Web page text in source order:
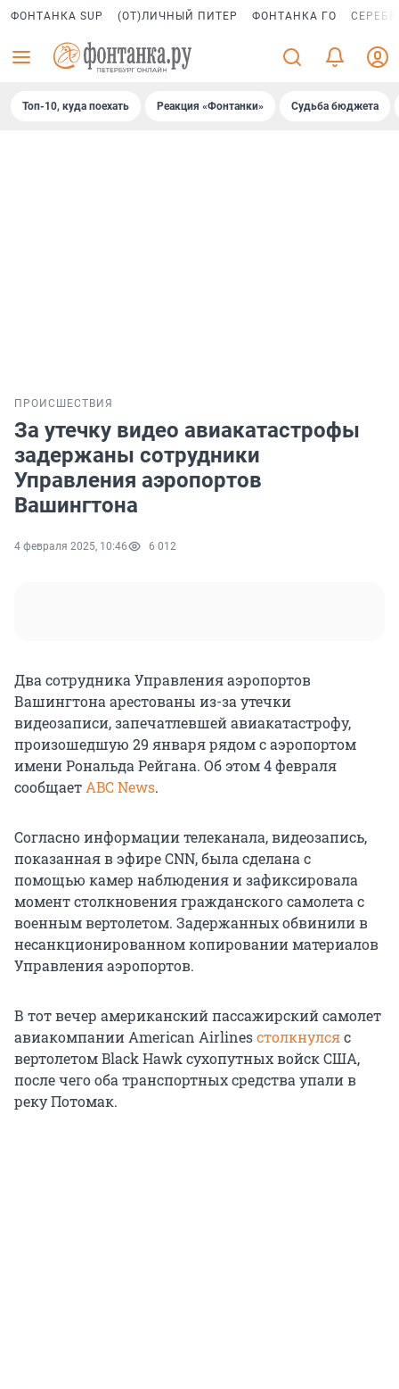
ФОНТАНКА SUP (ОТ)ЛИЧНЫЙ ПИТЕР ФОНТАНКА ГО
Топ-10, куда поехать Реакция «Фонтанки» Судьба бюджета
ПРОИСШЕСТВИЯ
За утечку видео авиакатастрофы
задержаны сотрудники
Управления аэропортов
Вашингтона
4 февраля 2025, 10:46 6 012
Два сотрудника Управления аэропортов
Вашингтона арестованы из-за утечки
видеозаписи, запечатлевшей авиакатастрофу,
произошедшую 29 января рядом с аэропортом
имени Рональда Рейгана. Об этом 4 февраля
сообщает ABC News.
Согласно информации телеканала, видеозапись,
показанная в эфире CNN, была сделана с
помощью камер наблюдения и зафиксировала
момент столкновения гражданского самолета с
военным вертолетом. Задержанных обвинили в
несанкционированном копировании материалов
Управления аэропортов.
В тот вечер американский пассажирский самолет
авиакомпании American Airlinesстолкнулсяс
вертолетом Black Hawk сухопутных войск США,
после чего оба транспортных средства упали в
реку Потомак.